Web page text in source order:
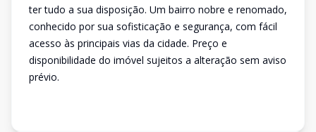
ter tudo a sua disposição. Um bairro nobre e renomado,
conhecido por sua sofisticação e segurança, com fácil
acesso às principais vias da cidade. Preço e
disponibilidade do imóvel sujeitos a alteração sem aviso
prévio.